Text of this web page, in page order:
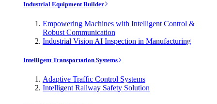
Industrial Equipment Builder
Empowering Machines with Intelligent Control &
Robust Communication
Industrial Vision AI Inspection in Manufacturing
Intelligent Transportation Systems
Adaptive Traffic Control Systems
Intelligent Railway Safety Solution